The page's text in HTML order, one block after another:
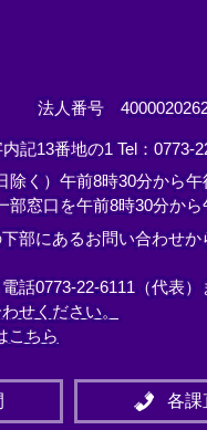
法人番号
記13番地の1 Tel：0773-
除く）午前8時30分から午
部窓口を午前8時30分か
部にあるお問い合わせか
話0773-22-6111（代表）
せください。
こちら
各課